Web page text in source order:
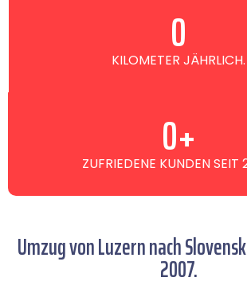
KILOMETER JÄHRLICH.
0
ZUFRIEDENE KUNDEN SEIT
0+
Umzug von Luzern nach
2007.